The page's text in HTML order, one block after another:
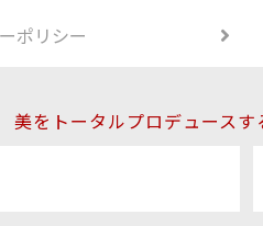
ポリシー
美をトータルプロデュース